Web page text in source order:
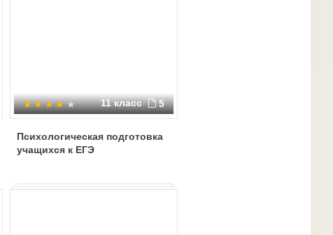
11 класс 5
Психологическая подготовка
учащихся к ЕГЭ